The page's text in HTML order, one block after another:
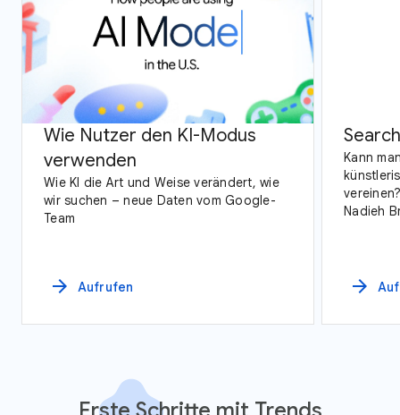
Wie Nutzer den KI-Modus
verwenden
Wie KI die Art und Weise verändert, wie
wir suchen – neue Daten vom Google-
Team
arrow_forward Aufrufen
Kann
Nadieh
arrow_forward